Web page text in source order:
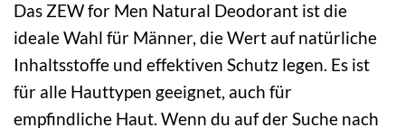
Das ZEW for Men Natural Deodorant ist die
ideale Wahl für Männer, die Wert auf natürliche
Inhaltsstoffe und effektiven Schutz legen. Es ist
für alle Hauttypen geeignet, auch für
empfindliche Haut. Wenn du auf der Suche nach